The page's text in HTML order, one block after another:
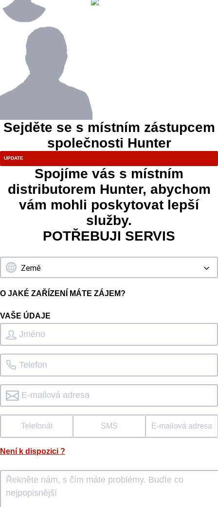
Sejděte se s místním zástupcem
společnosti Hunter
Spojíme vás s místním
distributorem Hunter, abychom
vám mohli poskytovat lepší
služby.
POTŘEBUJI SERVIS
O JAKÉ ZAŘÍZENÍ MÁTE ZÁJEM?
VAŠE ÚDAJE
Telefonát SMS E-mailová adresa
Není k dispozici ?